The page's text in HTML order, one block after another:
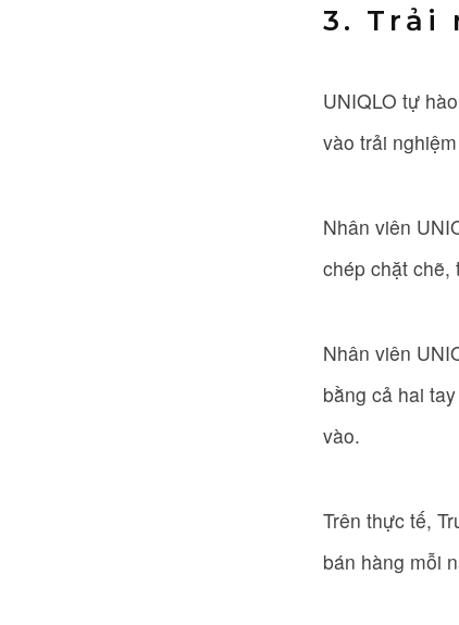
3. Trải
UNIQLO tự
vào trải
Nhân viên
chép chặt chẽ,
Nhân viên
bằng cả hai
vào.
Trên thực tế,
bán hàng mỗi